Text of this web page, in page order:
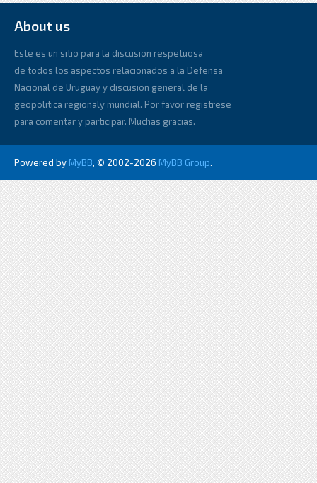
About us
Este es un sitio para la discusion respetuosa
de todos los aspectos relacionados a la Defensa
Nacional de Uruguay y discusion general de la
geopolitica regionaly mundial. Por favor registrese
para comentar y participar. Muchas gracias.
Powered by MyBB, © 2002-2026 MyBB Group.